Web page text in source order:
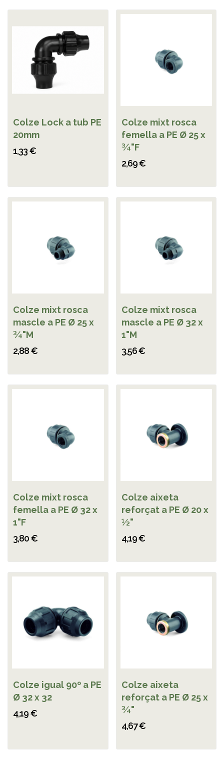
Colze Lock a tub PE
20mm
1,33 €
Colze mixt rosca
femella a PE Ø 25 x
¾"F
2,69 €
Colze mixt rosca
mascle a PE Ø 25 x
¾"M
2,88 €
Colze mixt rosca
mascle a PE Ø 32 x
1"M
3,56 €
Colze mixt rosca
femella a PE Ø 32 x
1"F
3,80 €
Colze aixeta
reforçat a PE Ø 20 x
½"
4,19 €
Colze igual 90º a PE
Ø 32 x 32
4,19 €
Colze aixeta
reforçat a PE Ø 25 x
¾"
4,67 €